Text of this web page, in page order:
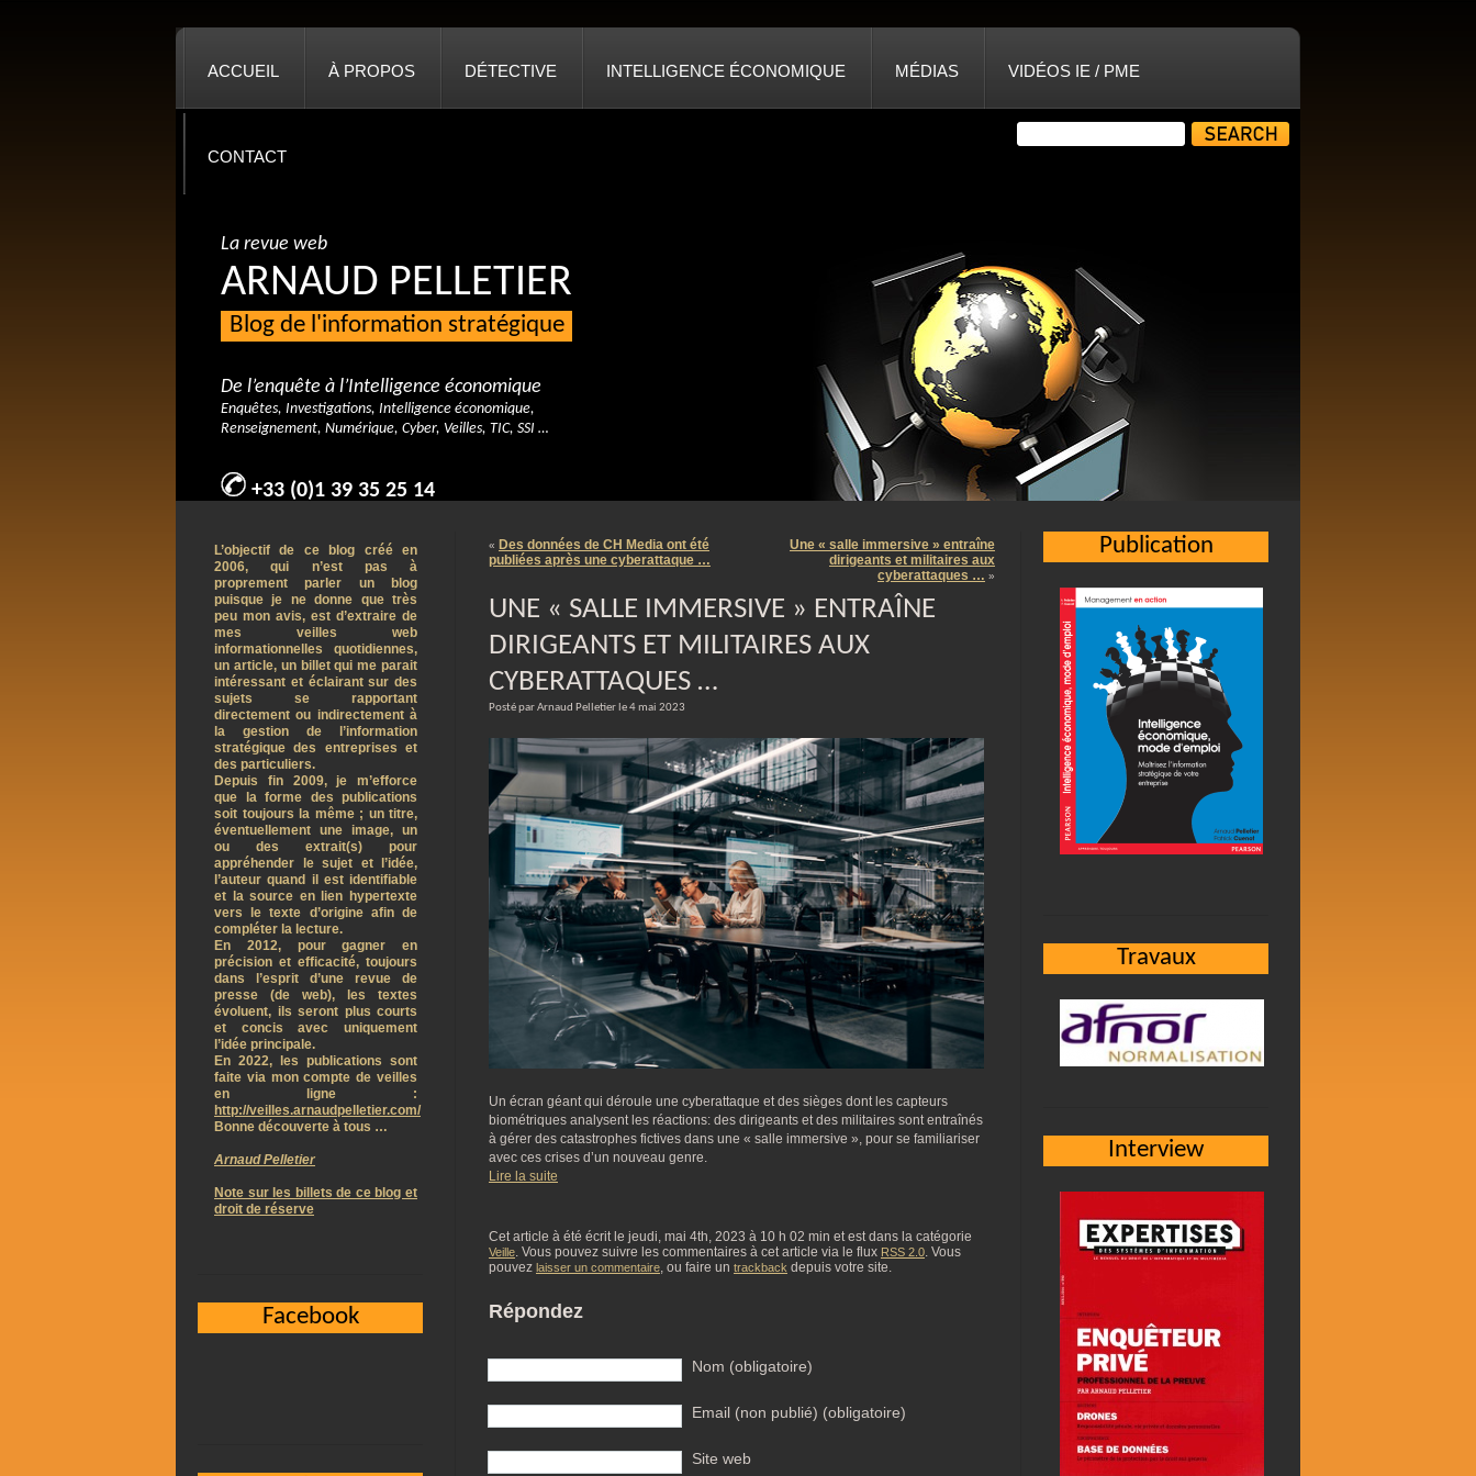
ACCUEIL À PROPOS DÉTECTIVE INTELLIGENCE ÉCONOMIQUE MÉDIAS VIDÉOS IE / PME
CONTACT
La revue web
ARNAUD PELLETIER
Blog de l'information stratégique
De l’enquête à l’Intelligence économique
Enquêtes, Investigations, Intelligence économique,
Renseignement, Numérique, Cyber, Veilles, TIC, SSI …
+33 (0)1 39 35 25 14
« Des données de CH Media ont été
publiées après une cyberattaque …
Une « salle immersive » entraîne
dirigeants et militaires aux
cyberattaques … »
UNE « SALLE IMMERSIVE » ENTRAÎNE
DIRIGEANTS ET MILITAIRES AUX
CYBERATTAQUES …
Posté par Arnaud Pelletier le 4 mai 2023
Un écran géant qui déroule une cyberattaque et des sièges dont les capteurs
biométriques analysent les réactions: des dirigeants et des militaires sont entraînés
à gérer des catastrophes fictives dans une « salle immersive », pour se familiariser
avec ces crises d’un nouveau genre.
Lire la suite
Cet article à été écrit le jeudi, mai 4th, 2023 à 10 h 02 min et est dans la catégorie
Veille. Vous pouvez suivre les commentaires à cet article via le flux RSS 2.0. Vous
pouvez laisser un commentaire, ou faire un trackback depuis votre site.
Répondez
Nom (obligatoire)
Email (non publié) (obligatoire)
Site web
Publication
Travaux
Interview
L’objectif de ce blog créé en
2006, qui n’est pas à
proprement parler un blog
puisque je ne donne que très
peu mon avis, est d’extraire de
mes veilles web
informationnelles quotidiennes,
un article, un billet qui me parait
intéressant et éclairant sur des
sujets se rapportant
directement ou indirectement à
la gestion de l’information
stratégique des entreprises et
des particuliers.
Depuis fin 2009, je m’efforce
que la forme des publications
soit toujours la même ; un titre,
éventuellement une image, un
ou des extrait(s) pour
appréhender le sujet et l’idée,
l’auteur quand il est identifiable
et la source en lien hypertexte
vers le texte d’origine afin de
compléter la lecture.
En 2012, pour gagner en
précision et efficacité, toujours
dans l’esprit d’une revue de
presse (de web), les textes
évoluent, ils seront plus courts
et concis avec uniquement
l’idée principale.
En 2022, les publications sont
faite via mon compte de veilles
en ligne :
http://veilles.arnaudpelletier.com/
Bonne découverte à tous …
Arnaud Pelletier
Note sur les billets de ce blog et
droit de réserve
Facebook